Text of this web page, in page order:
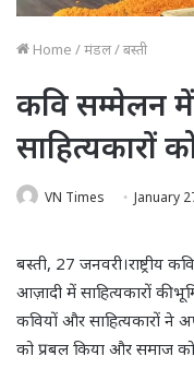
Home /मंडल/बस्ती
कवि सम्मेलन में
साहित्यकारों
VN Times January
बस्ती, 27 जनवरी।राष्ट्रीय
आज़ादी में साहित्यकारों की
कवियों और साहित्यकारों ने
को प्रबल किया और समाज